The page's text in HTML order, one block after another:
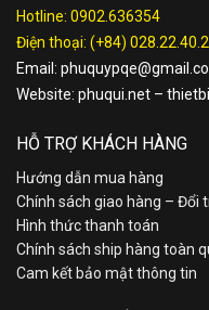
Hotline: 0902.636354
Điện thoại: (+84)
Email:
Website: phuqui.net –
HỖ TRỢ KHÁCH HÀNG
Hướng dẫn mua hàng
Chính sách giao hàng – Đổi
Hình thức thanh toán
Chính sách ship hàng toàn
Cam kết bảo mật thông tin